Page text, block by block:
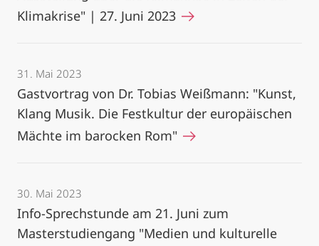
Klimakrise" | 27. Juni 2023
31. Mai 2023
Gastvortrag von Dr. Tobias Weißmann: "Kunst,
Klang Musik. Die Festkultur der europäischen
Mächte im barocken Rom"
30. Mai 2023
Info-Sprechstunde am 21. Juni zum
Masterstudiengang "Medien und kulturelle